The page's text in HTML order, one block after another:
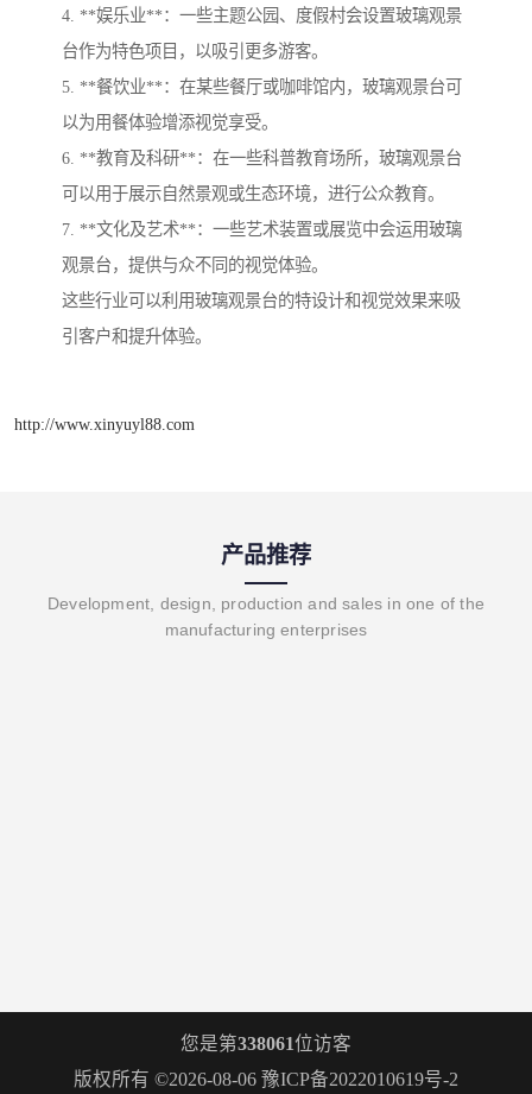
4. **娱乐业**：一些主题公园、度假村会设置玻璃观景
台作为特色项目，以吸引更多游客。
5. **餐饮业**：在某些餐厅或咖啡馆内，玻璃观景台可
以为用餐体验增添视觉享受。
6. **教育及科研**：在一些科普教育场所，玻璃观景台
可以用于展示自然景观或生态环境，进行公众教育。
7. **文化及艺术**：一些艺术装置或展览中会运用玻璃
观景台，提供与众不同的视觉体验。
这些行业可以利用玻璃观景台的特设计和视觉效果来吸
引客户和提升体验。
http://www.xinyuyl88.com
产品推荐
Development, design, production and sales in one of the
manufacturing enterprises
您是第338061位访客
版权所有 ©2026-08-06 豫ICP备2022010619号-2